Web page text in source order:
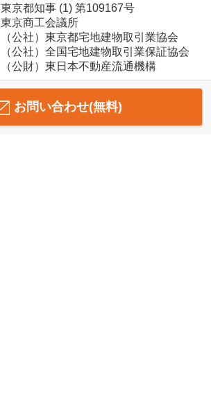
東京都知事 (1) 第109167号
東京商工会議所
（公社）東京都宅地建物取引業協会
（公社）全国宅地建物取引業保証協会
（公財）東日本不動産流通機構
お問い合わせ(無料)